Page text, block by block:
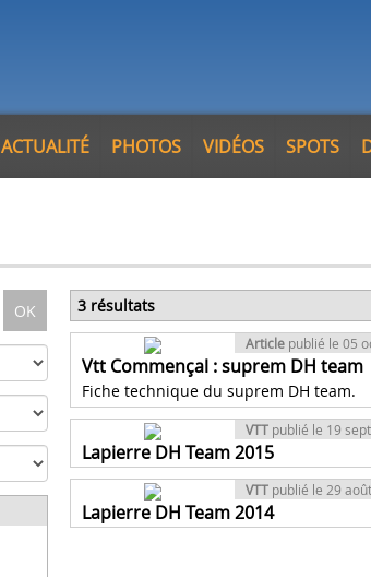
ACTUALITÉ PHOTOS VIDÉOS SPOTS
OK 3 résultats
Article publié le 05
Vtt Commençal : suprem DH team
Fiche technique du suprem DH team.
VTT publié le 19
Lapierre DH Team 2015
VTT publié le 29
Lapierre DH Team 2014